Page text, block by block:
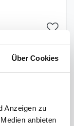
Über Cookies
Anzeigen zu
anbieten
Gävleborg